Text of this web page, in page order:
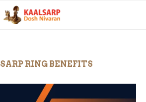
SARP RING BENEFITS